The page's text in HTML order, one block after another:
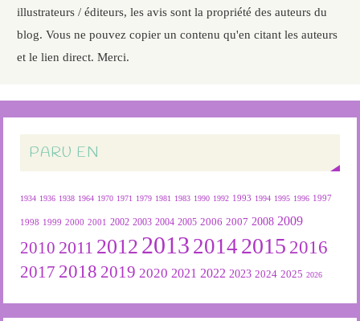
illustrateurs / éditeurs, les avis sont la propriété des auteurs du
blog. Vous ne pouvez copier un contenu qu'en citant les auteurs
et le lien direct. Merci.
PARU EN
1934 1936 1938 1964 1970 1971 1979 1981 1983 1990 1992 1993 1994 1995 1996 1997
1998 1999 2000 2001 2002 2003 2004 2005 2006 2007 2008 2009
2010 2011 2012 2013 2014 2015 2016
2017 2018 2019 2020 2021 2022 2023 2024 2025 2026